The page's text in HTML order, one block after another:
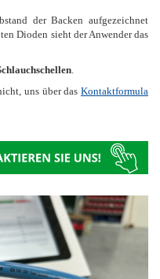
der Backen aufgezeichnet
Dioden sieht der Anwender das
.
uns über das Kontaktformula